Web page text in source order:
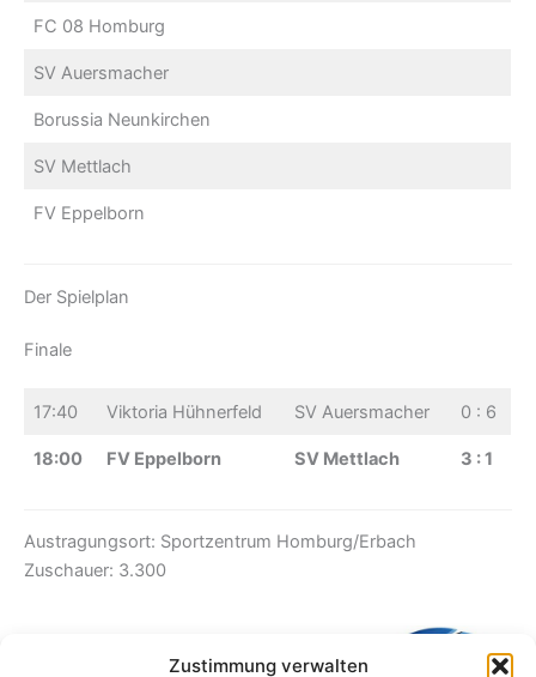
Zustimmung verwalten
FC 08 Homburg
SV Auersmacher
Borussia Neunkirchen
SV Mettlach
FV Eppelborn
Der Spielplan
Finale
17:40 Viktoria Hühnerfeld SV Auersmacher 0 : 6
18:00 FV Eppelborn SV Mettlach 3 : 1
Austragungsort: Sportzentrum Homburg/Erbach
Zuschauer: 3.300